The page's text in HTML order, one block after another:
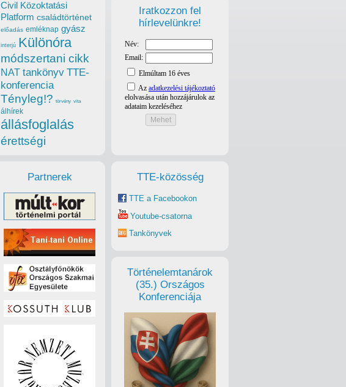
Iratkozzon fel
hírlevelünkre!
TTE-közösség
TTE a Facebookon
Youtube-csatorna
Tankönyvek
Történelemtanárok
(35.) Országos
Konferenciája
Civil Közoktatási
Platform családtörténet
előadás emléknap gyász
interjú Különóra
módszertani cikk
NAT tankönyv TTE-
konferencia
Tényleg!? törvény vita
álhírek
állásfoglalás
érettségi
Partnerek